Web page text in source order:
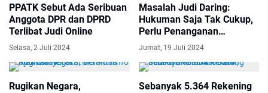
PPATK Sebut Ada Seribuan
Anggota DPR dan DPRD
Terlibat Judi Online
Selasa, 2 Juli 2024
Masalah Judi Daring:
Hukuman Saja Tak Cukup,
Perlu Penanganan
Psikologis
Jumat, 19 Juli 2024
Rugikan Negara,
Sebanyak 5.364 Rekening